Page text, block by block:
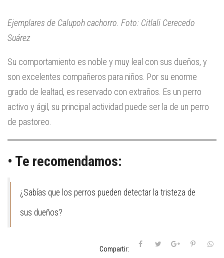
Ejemplares de Calupoh cachorro. Foto: Citlali Cerecedo
Suárez
Su comportamiento es noble y muy leal con sus dueños, y
son excelentes compañeros para niños. Por su enorme
grado de lealtad, es reservado con extraños. Es un perro
activo y ágil, su principal actividad puede ser la de un perro
de pastoreo.
• Te recomendamos:
¿Sabías que los perros pueden detectar la tristeza de
sus dueños?
Compartir: